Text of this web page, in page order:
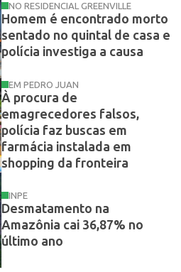
NO RESIDENCIAL GREENVILLE
Homem é encontrado morto
sentado no quintal de casa e
polícia investiga a causa
EM PEDRO JUAN
À procura de
emagrecedores falsos,
polícia faz buscas em
farmácia instalada em
shopping da fronteira
INPE
Desmatamento na
Amazônia cai 36,87% no
último ano